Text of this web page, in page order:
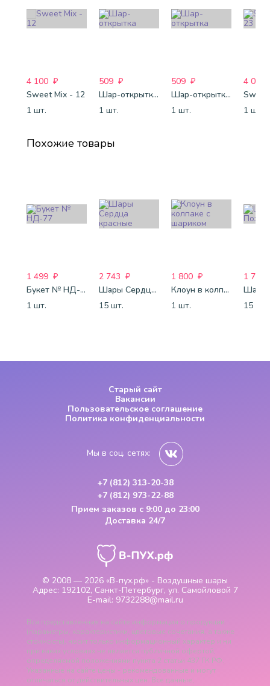
4 100 ₽
Sweet Mix - 12
1 шт.
509 ₽
Шар-открытка "Звезда" (45 см) - 1
1 шт.
509 ₽
Шар-открытка "Сердце" (45 см) - 2
1 шт.
4 088
1 шт.
Похожие товары
1 499 ₽
Букет № НД-77
1 шт.
2 743 ₽
Шары Сердца красные
15 шт.
1 800 ₽
Клоун в колпаке с шариком
1 шт.
1 772
15 шт.
© 2008 — 2026 «В-пух.рф» - Воздушные шары
Адрес: 192102, Санкт-Петербург, ул. Самойловой 7
E-mail: 9732288@mail.ru
Старый сайт
Вакансии
Пользовательское соглашение
Политика конфиденциальности
Мы в соц. сетях:
+7 (812) 313-20-38
+7 (812) 973-22-88
Прием заказов с 9:00 до 23:00
Доставка 24/7
Вся представленная на сайте информация о продукции
(параметры, характеристики, цветовые сочетания, а также
стоимость), носит только информационный характер и ни
при каких условиях не является публичной офертой,
определяемой положениями пункта 2 статьи 437 ГК РФ.
Указанные на сайте цены - рекомендованные и могут
отличаться от действительных цен. Все данные,